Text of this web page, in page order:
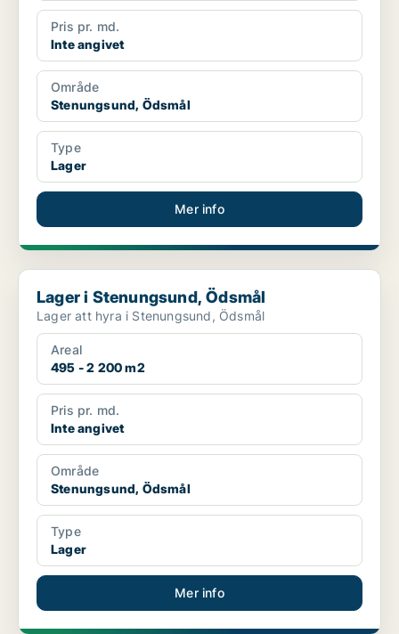
Pris pr. md.
Inte angivet
Område
Stenungsund, Ödsmål
Type
Lager
Mer info
Lager i Stenungsund, Ödsmål
Lager i Stenungsund, Ödsmål
Lager att hyra i Stenungsund, Ödsmål
Areal
495 - 2 200 m2
Pris pr. md.
Inte angivet
Område
Stenungsund, Ödsmål
Type
Lager
Mer info